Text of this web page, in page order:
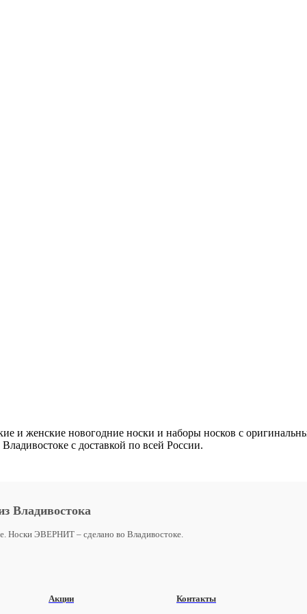
и женские новогодние носки и наборы носков с
с доставкой по всей России.
Владивостока
Носки ЭВЕРНИТ – сделано во Владивостоке.
Акции Контакты